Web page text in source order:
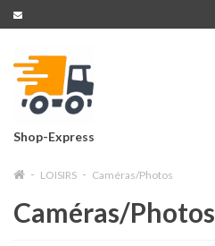
Shop-Express
LOISIRS Caméras/Photos
Caméras/Photos